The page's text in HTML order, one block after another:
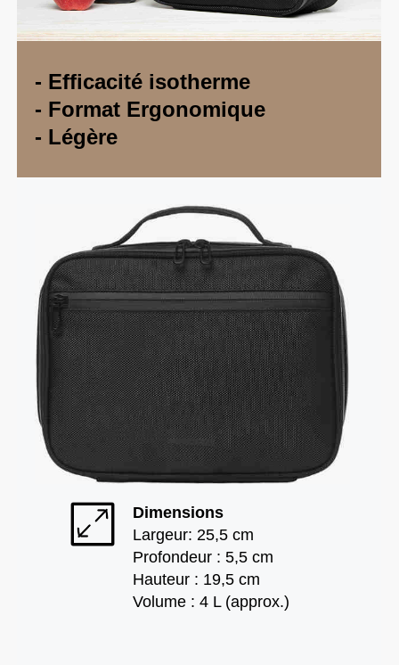
- Efficacité isotherme
- Format Ergonomique
- Légère
Dimensions
Largeur: 25,5 cm
Profondeur : 5,5 cm
Hauteur : 19,5 cm
Volume : 4 L (approx.)